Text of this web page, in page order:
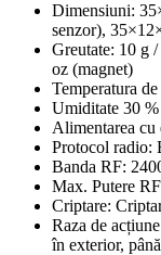
Dimensiuni:
senzor),
Greutate: 10 g
oz (magnet)
Temperatura
Umiditate 30
Alimentarea
Protocol radio:
Banda RF:
Max. Putere
Criptare:
Raza de
în exterior,